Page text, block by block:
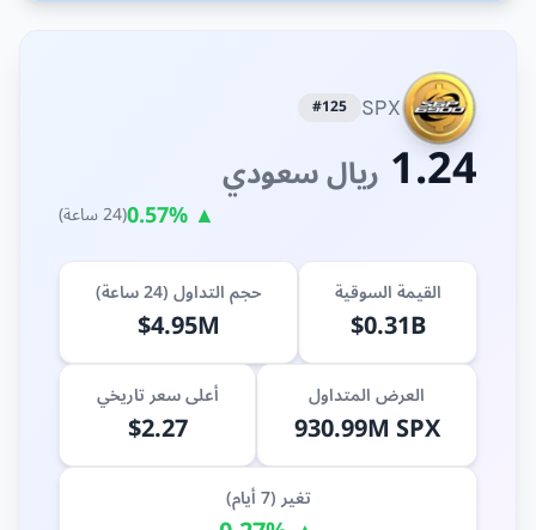
SPX
#125
1.24 ريال سعودي
▲ 0.57% (24 ساعة)
القيمة السوقية
$0.31B
حجم التداول (24 ساعة)
$4.95M
العرض المتداول
930.99M SPX
أعلى سعر تاريخي
$2.27
تغير (7 أيام)